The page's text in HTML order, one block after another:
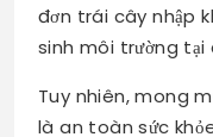
đơn trái cây nhập
sinh môi trường tại
Tuy nhiên, mong
là an toàn sức